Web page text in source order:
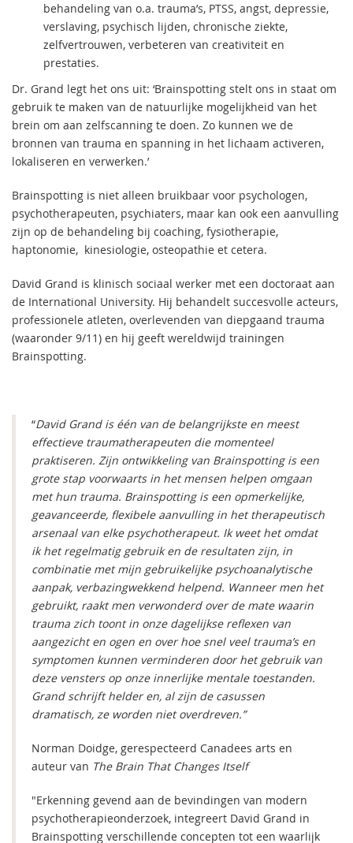
behandeling van o.a. trauma’s, PTSS, angst, depressie,
verslaving, psychisch lijden, chronische ziekte,
zelfvertrouwen, verbeteren van creativiteit en
prestaties.
Dr. Grand legt het ons uit: ‘Brainspotting stelt ons in staat om
gebruik te maken van de natuurlijke mogelijkheid van het
brein om aan zelfscanning te doen. Zo kunnen we de
bronnen van trauma en spanning in het lichaam activeren,
lokaliseren en verwerken.’
Brainspotting is niet alleen bruikbaar voor psychologen,
psychotherapeuten, psychiaters, maar kan ook een aanvulling
zijn op de behandeling bij coaching, fysiotherapie,
haptonomie, kinesiologie, osteopathie et cetera.
David Grand is klinisch sociaal werker met een doctoraat aan
de International University. Hij behandelt succesvolle acteurs,
professionele atleten, overlevenden van diepgaand trauma
(waaronder 9/11) en hij geeft wereldwijd trainingen
Brainspotting.
“David Grand is één van de belangrijkste en meest
effectieve traumatherapeuten die momenteel
praktiseren. Zijn ontwikkeling van Brainspotting is een
grote stap voorwaarts in het mensen helpen omgaan
met hun trauma. Brainspotting is een opmerkelijke,
geavanceerde, flexibele aanvulling in het therapeutisch
arsenaal van elke psychotherapeut. Ik weet het omdat
ik het regelmatig gebruik en de resultaten zijn, in
combinatie met mijn gebruikelijke psychoanalytische
aanpak, verbazingwekkend helpend. Wanneer men het
gebruikt, raakt men verwonderd over de mate waarin
trauma zich toont in onze dagelijkse reflexen van
aangezicht en ogen en over hoe snel veel trauma’s en
symptomen kunnen verminderen door het gebruik van
deze vensters op onze innerlijke mentale toestanden.
Grand schrijft helder en, al zijn de casussen
dramatisch, ze worden niet overdreven.”
Norman Doidge, gerespecteerd Canadees arts en
auteur van The Brain That Changes Itself
"Erkenning gevend aan de bevindingen van modern
psychotherapieonderzoek, integreert David Grand in
Brainspotting verschillende concepten tot een waarlijk